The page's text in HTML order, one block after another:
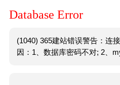
Database Error
(1040) 365建站错误警告：连
因：1、数据库密码不对; 2、